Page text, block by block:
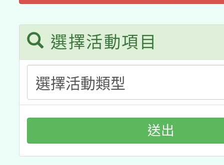
業成長研習」實施計畫
族教育國際趨勢與發展
新北市政府教育局辦理
師專業成長研習實施計
方素養工作坊新北場」
函轉國立臺灣師範大學
族語言臺北學習中心
「族語學習班」招生簡
轉知有關國立成功大學
文教學共融平台-教案
件」活動簡章
教育部國民及學前教育
年度COVID-19疫苗接
接種對象擴大為「滿6
選擇活動項目
送出